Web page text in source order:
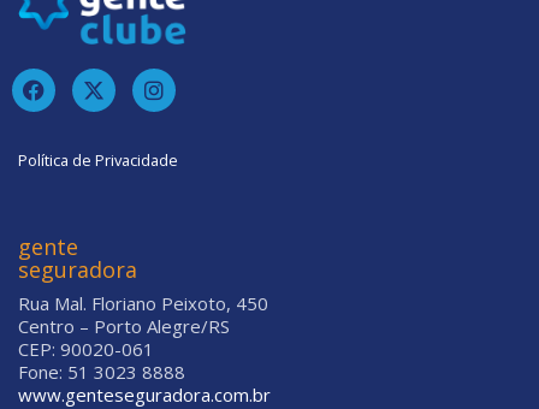
Política de Privacidade
gente
seguradora
Rua Mal. Floriano Peixoto, 450
Centro – Porto Alegre/RS
CEP: 90020-061
Fone: 51 3023 8888
www.genteseguradora.com.br